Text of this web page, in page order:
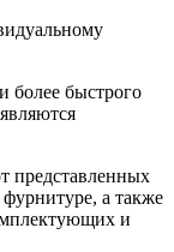
более быстрого
представленных
а также
и